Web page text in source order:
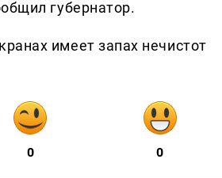
губернатор.
имеет запах нечистот
0 0